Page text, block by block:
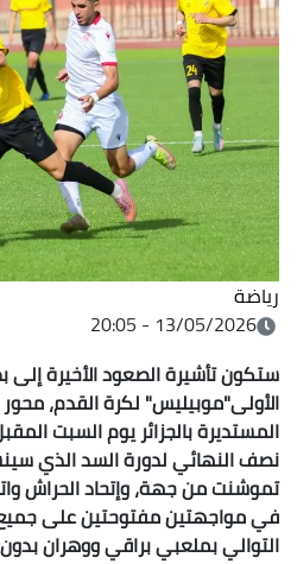
رياضة
13/05/2026 - 20:05
ستكون تأشيرة الصعود الأخيرة إلى
الأولى"موبيليس" لكرة القدم، محور
المستديرة بالجزائر يوم السبت
نصف النهائي لدورة السد الذي
تموشنت من جهة، وإتحاد الحراش
في مواجهتين مفتوحتين على جميع
التوالي بملعبي براقي ووهران